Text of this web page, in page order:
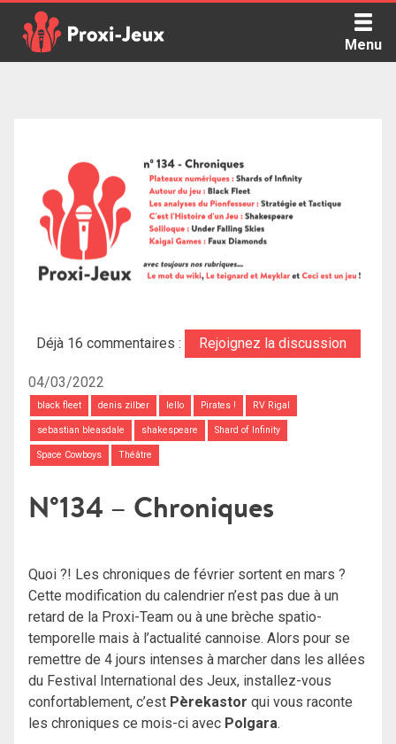
content
Menu
Déjà 16 commentaires : Rejoignez la discussion
04/03/2022
black fleet denis zilber Iello Pirates ! RV Rigal
sebastian bleasdale shakespeare Shard of Infinity
Space Cowboys Théâtre
N°134 – Chroniques
Quoi ?! Les chroniques de février sortent en mars ?
Cette modification du calendrier n’est pas due à un
retard de la Proxi-Team ou à une brèche spatio-
temporelle mais à l’actualité cannoise. Alors pour se
remettre de 4 jours intenses à marcher dans les allées
du Festival International des Jeux, installez-vous
confortablement, c’est Pèrekastor qui vous raconte
les chroniques ce mois-ci avec Polgara.